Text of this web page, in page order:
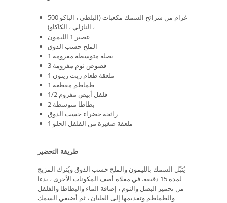
500 غرام من شرائح السمك مكعبات (البلطي ، الباكو
، النازلي ، الكاكاو)
عصير 1 الليمون
الملح حسب الذوق
1 بصلة متوسطة مفرومة
3 فصوص ثوم مفرومة
1 ملعقة طعام زيت زيتون
1 طماطم مقطعة
1/2 فلفل أبيض مفروم
2 بطاطا متوسطة
رائحة خضراء حسب الذوق
1 ملعقة صغيرة من الفلفل الحلو
طريقة التحضير
يُتبّل السمك بالليمون والملح حسب الذوق ويُترك المزيج
لمدة 15 دقيقة. في مقلاة أضف المكونات الأخرى ، بدءا
من تحمير البصل والثوم ، إضافة الماء والبطاطا والفلفل
والطماطم وتقديمها إلى الغليان ، ثم أضيفي السمك